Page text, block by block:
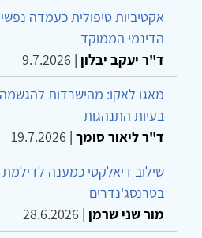
אקטיביות טיפולית כעמדה
הדינמי הממוקד
ד"ר יעקב יבלון |
9.7.2026
מאגו לאקו: מהישרדות
בעיות התנהגות
ד"ר ליאור סומך |
19.7.2026
שילוב דיאלקטי כמענה
בטרנסג'נדרים
מור שני שרמן |
28.6.2026